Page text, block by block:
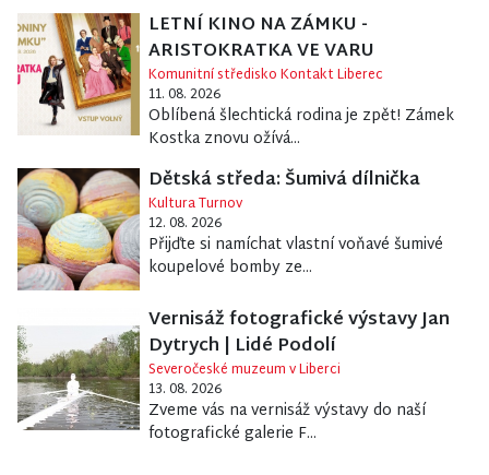
LETNÍ KINO NA ZÁMKU -
ARISTOKRATKA VE VARU
Komunitní středisko Kontakt Liberec
11. 08. 2026
Oblíbená šlechtická rodina je zpět! Zámek
Kostka znovu ožívá...
Dětská středa: Šumivá dílnička
Kultura Turnov
12. 08. 2026
Přijďte si namíchat vlastní voňavé šumivé
koupelové bomby ze...
Vernisáž fotografické výstavy Jan
Dytrych | Lidé Podolí
Severočeské muzeum v Liberci
13. 08. 2026
Zveme vás na vernisáž výstavy do naší
fotografické galerie F...